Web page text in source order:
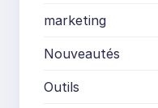
marketing
Nouveautés
Outils